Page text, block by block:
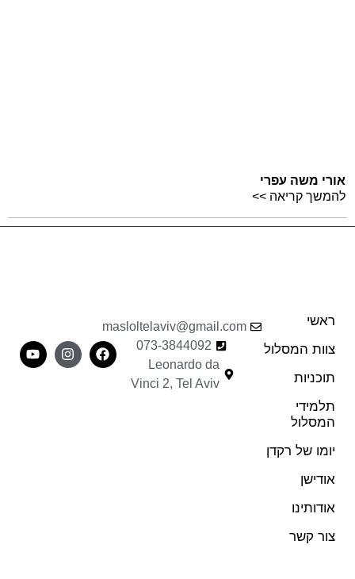
אורי משה עפרי
להמשך קריאה >>
ראשי
צוות המסלול
תוכניות
תלמידי
המסלול
יומו של רקדן
אודישן
אודותינו
צור קשר
masloltelaviv@gmail.com
073-3844092
Leonardo da
Vinci 2, Tel Aviv